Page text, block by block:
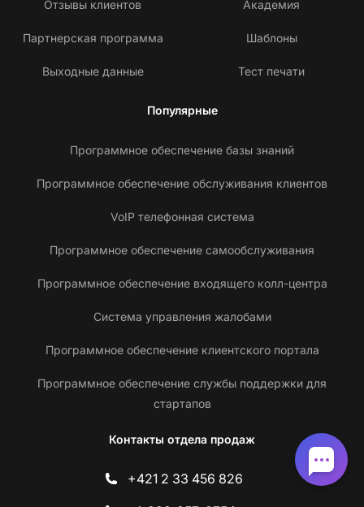
Отзывы клиентов
Партнерская программа
Выходные данные
Академия
Шаблоны
Тест печати
Популярные
Программное обеспечение базы знаний
Программное обеспечение обслуживания клиентов
VoIP телефонная система
Программное обеспечение самообслуживания
Программное обеспечение входящего колл-центра
Система управления жалобами
Программное обеспечение клиентского портала
Программное обеспечение службы поддержки для
стартапов
Контакты отдела продаж
+421 2 33 456 826